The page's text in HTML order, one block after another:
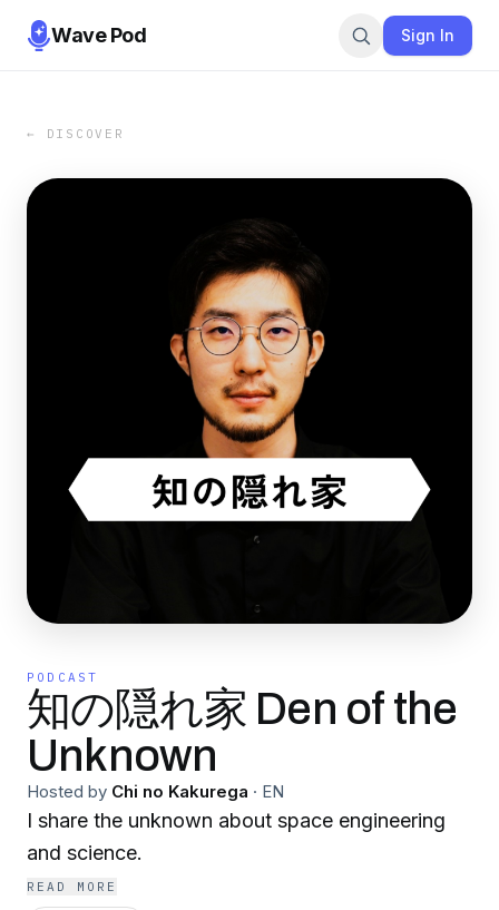
Wave Pod Sign In
← DISCOVER
PODCAST
知の隠れ家 Den of the
Unknown
Hosted by Chi no Kakurega · EN
I share the unknown about space engineering
and science.
READ MORE